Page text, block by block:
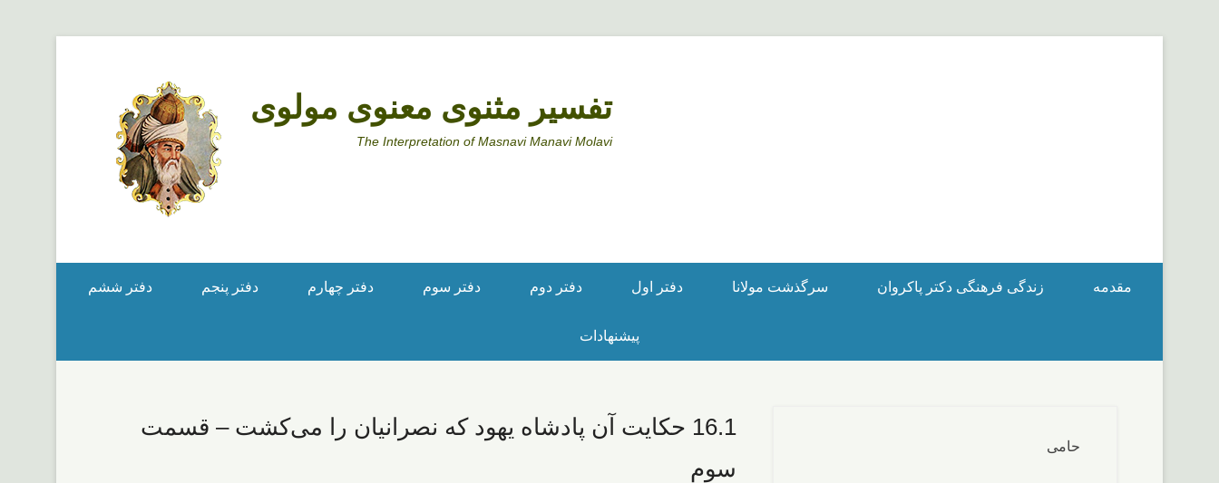
تفسیر مثنوی معنوی مولوی
The Interpretation of Masnavi Manavi Molavi
مقدمه زندگی فرهنگی دکتر پاکروان سرگذشت مولانا دفتر اول دفتر دوم دفتر سوم دفتر چهارم دفتر پنجم دفتر ششم
پیشنهادات
16.1 حکایت آن پادشاه یهود که نصرانیان را می‌کشت – قسمت
سوم
حامی